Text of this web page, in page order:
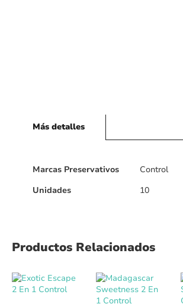
Más detalles
Más
Marcas Preservativos
Control
Unidades
10
Productos Relacionados